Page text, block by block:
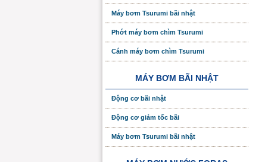
Máy bơm Tsurumi bãi nhật
Phớt máy bơm chìm Tsurumi
Cánh máy bơm chìm Tsurumi
MÁY BƠM BÃI NHẬT
Động cơ bãi nhật
Động cơ giảm tốc bãi
Máy bơm Tsurumi bãi nhật